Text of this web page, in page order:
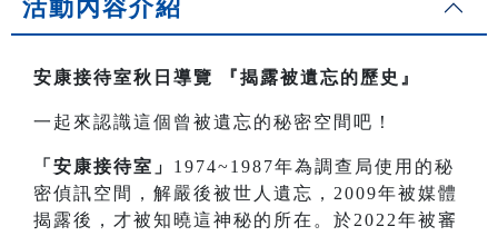
活動內容介紹
安康接待室秋日導覽 『揭露被遺忘的歷史』
一起來認識這個曾被遺忘的秘密空間吧！
「安康接待室」 1974~1987年為調查局使用的秘
密偵訊空間，解嚴後被世人遺忘，2009年被媒體
揭露後，才被知曉這神秘的所在。於2022年被審